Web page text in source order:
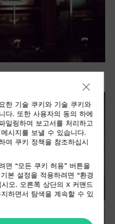
한 기술 쿠키와 기술 쿠키와
다. 또한 사용자의 동의 하에
일링하여 보고서를 처리하고
시지를 보낼 수 있습니다.
여 쿠키 정책을 참조하십시
면 “모든 쿠키 허용” 버튼을
본 설정을 적용하려면 “환경
오. 오른쪽 상단의 X 커맨드
하면서 탐색을 계속할 수 있